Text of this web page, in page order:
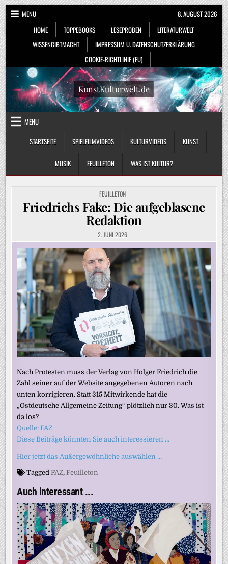
Skip
to
content
MENU
HOME
TOPPEBOOKS LESEPROBEN
LITERATURWELT
WISSENGIBTMACHT
IMPRESSUM U. DATENSCHUTZERKLÄRUNG
COOKIE-RICHTLINIE (EU)
8. AUGUST 2026
KunstKulturwelt.de
MENU
STARTSEITE
SPIELFILMVIDEOS KULTURVIDEOS KUNST
MUSIK FEUILLETON WAS IST KULTUR?
POSTED
IN
FEUILLETON
Friedrichs Fake: Die aufgeblasene
Redaktion
2. JUNI 2026
Nach Protesten muss der Verlag von Holger Friedrich die
Zahl seiner auf der Website angegebenen Autoren nach
unten korrigieren. Statt 315 Mitwirkende hat die
„Ostdeutsche Allgemeine Zeitung“ plötzlich nur 30. Was ist
da los?
Quelle: FAZ
Diese Beiträge könnten Sie auch interessieren …
Hier jetzt das Außergewöhnliche auswählen …
TaggedFAZ,Feuilleton
Auch interessant ...